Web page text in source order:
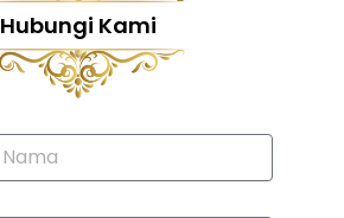
Hubungi Kami